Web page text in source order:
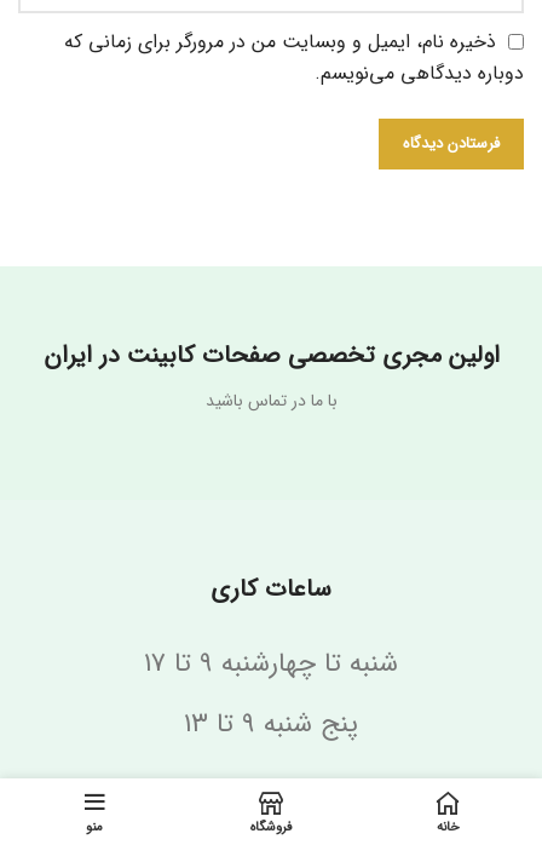
ذخیره نام، ایمیل و وبسایت من در مرورگر برای زمانی که
دوباره دیدگاهی می‌نویسم.
اولین مجری تخصصی صفحات کابینت در ایران
با ما در تماس باشید
ساعات کاری
شنبه تا چهارشنبه ۹ تا ۱۷
پنج شنبه ۹ تا ۱۳
با ما تماس بگیرید
خانه فروشگاه منو